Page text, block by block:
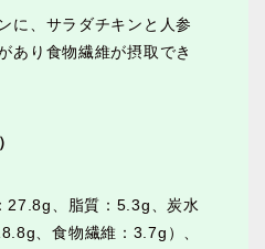
に、サラダチキンと人参
あり食物繊維が摂取でき
27.8g、脂質：5.3g、炭水
、食物繊維：3.7g）、